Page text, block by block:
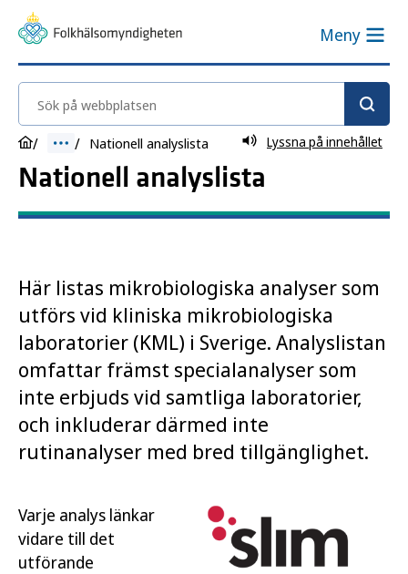
Meny
Sök på webbplatsen
Nationell analyslista Lyssna på innehållet
Nationell analyslista
Här listas mikrobiologiska analyser som
utförs vid kliniska mikrobiologiska
laboratorier (KML) i Sverige. Analyslistan
omfattar främst specialanalyser som
inte erbjuds vid samtliga laboratorier,
och inkluderar därmed inte
rutinanalyser med bred tillgänglighet.
Varje analys länkar
vidare till det
utförande